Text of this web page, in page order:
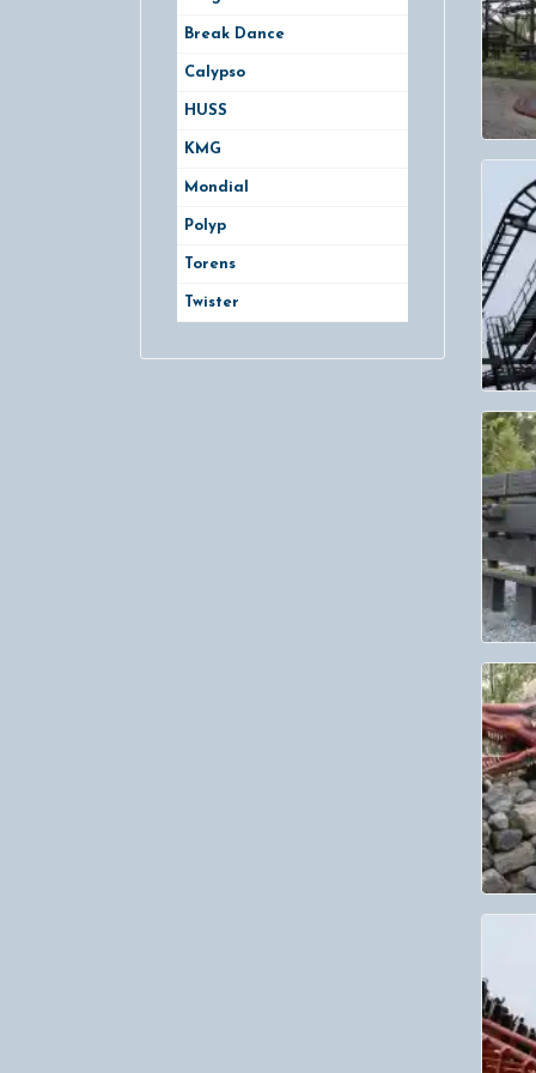
Break Dance
Calypso
HUSS
KMG
Mondial
Polyp
Torens
Twister